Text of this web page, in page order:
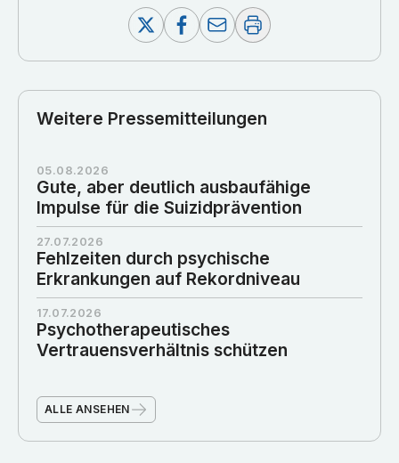
Weitere Pressemitteilungen
05.08.2026
Gute, aber deutlich ausbaufähige
Impulse für die Suizidprävention
27.07.2026
Fehlzeiten durch psychische
Erkrankungen auf Rekordniveau
17.07.2026
Psychotherapeutisches
Vertrauensverhältnis schützen
ALLE ANSEHEN